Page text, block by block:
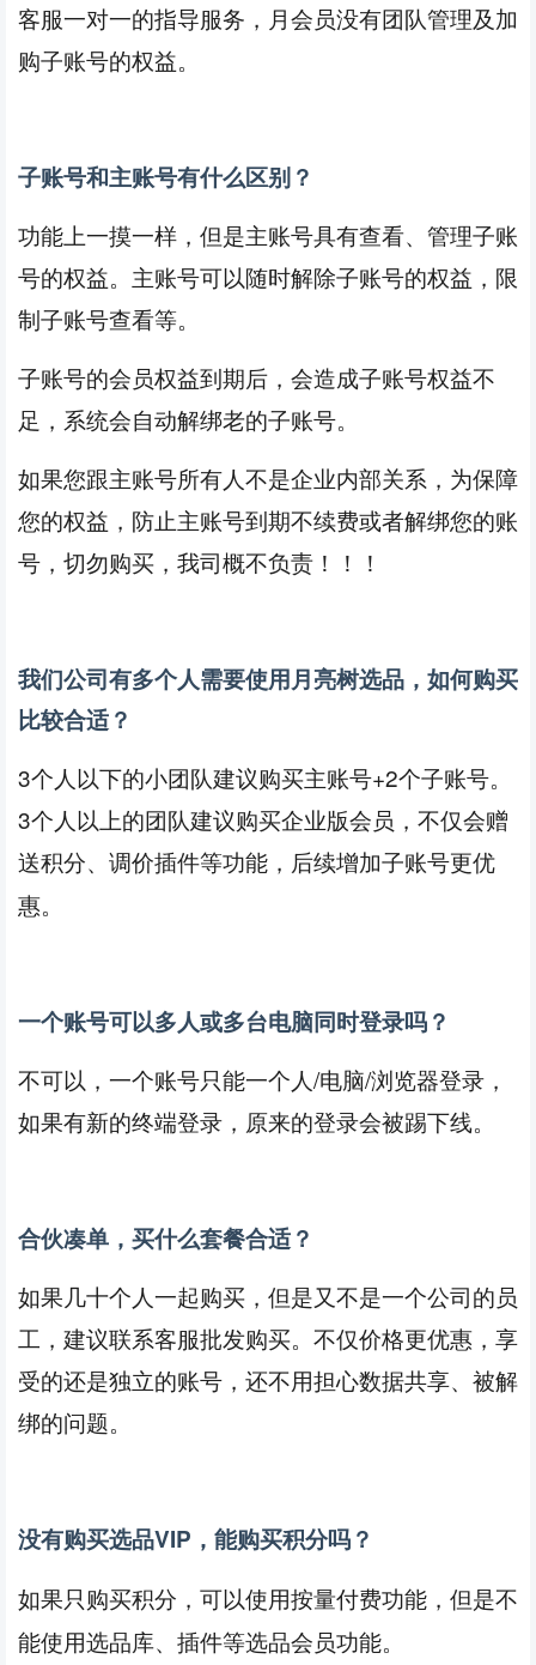
客服一对一的指导服务，月会员没有团队管理及加
购子账号的权益。
子账号和主账号有什么区别？
功能上一摸一样，但是主账号具有查看、管理子账
号的权益。主账号可以随时解除子账号的权益，限
制子账号查看等。
子账号的会员权益到期后，会造成子账号权益不
足，系统会自动解绑老的子账号。
如果您跟主账号所有人不是企业内部关系，为保障
您的权益，防止主账号到期不续费或者解绑您的账
号，切勿购买，我司概不负责！！！
我们公司有多个人需要使用月亮树选品，如何购买
比较合适？
3个人以下的小团队建议购买主账号+2个子账号。
3个人以上的团队建议购买企业版会员，不仅会赠
送积分、调价插件等功能，后续增加子账号更优
惠。
一个账号可以多人或多台电脑同时登录吗？
不可以，一个账号只能一个人/电脑/浏览器登录，
如果有新的终端登录，原来的登录会被踢下线。
合伙凑单，买什么套餐合适？
如果几十个人一起购买，但是又不是一个公司的员
工，建议联系客服批发购买。不仅价格更优惠，享
受的还是独立的账号，还不用担心数据共享、被解
绑的问题。
没有购买选品VIP，能购买积分吗？
如果只购买积分 ，可以使用按量付费功能，但是不
能使用选品库、插件等选品会员功能。